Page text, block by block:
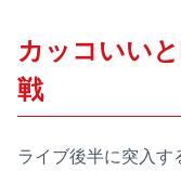
カッコいい
戦
ライブ後半に突入